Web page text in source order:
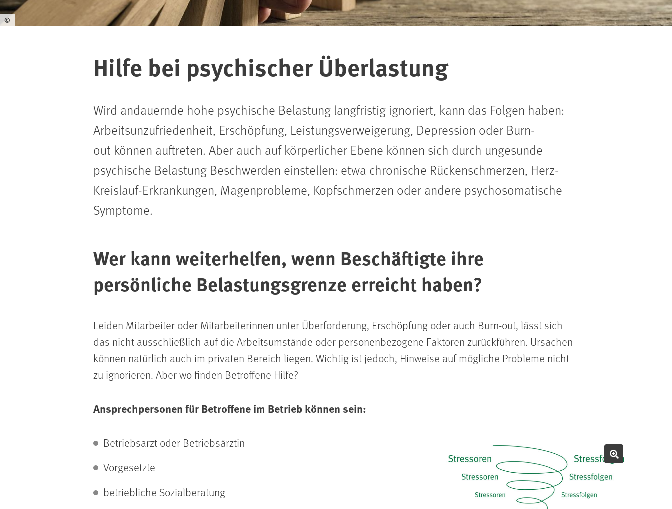
©
Hilfe bei psychischer Überlastung
Wird andauernde hohe psychische Belastung langfristig ignoriert, kann das Folgen haben:
Arbeitsunzufriedenheit, Erschöpfung, Leistungsverweigerung, Depression oder Burn-
out können auftreten. Aber auch auf körperlicher Ebene können sich durch ungesunde
psychische Belastung Beschwerden einstellen: etwa chronische Rückenschmerzen, Herz-
Kreislauf-Erkrankungen, Magenprobleme, Kopfschmerzen oder andere psychosomatische
Symptome.
Wer kann weiterhelfen, wenn Beschäftigte ihre
persönliche Belastungsgrenze erreicht haben?
Leiden Mitarbeiter oder Mitarbeiterinnen unter Überforderung, Erschöpfung oder auch Burn-out, lässt sich
das nicht ausschließlich auf die Arbeitsumstände oder personenbezogene Faktoren zurückführen. Ursachen
können natürlich auch im privaten Bereich liegen. Wichtig ist jedoch, Hinweise auf mögliche Probleme nicht
zu ignorieren. Aber wo finden Betroffene Hilfe?
Ansprechpersonen für Betroffene im Betrieb können sein:
Betriebsarzt oder Betriebsärztin
Vorgesetzte
betriebliche Sozialberatung